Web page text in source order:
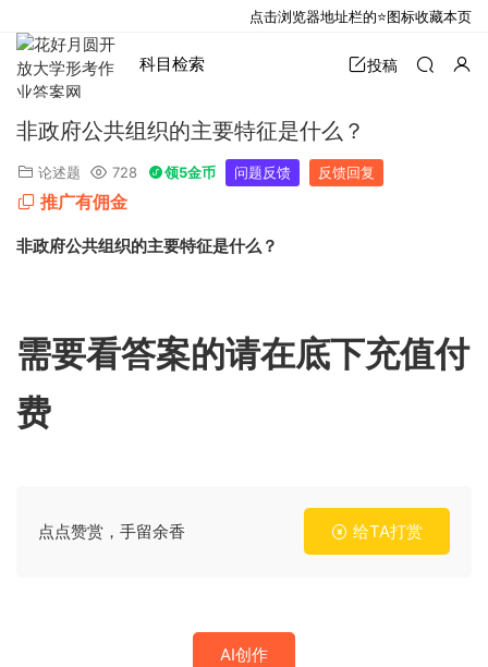
科目检索 投稿
非政府公共组织的主要特征是什么？
论述题 728 领5金币 问题反馈 反馈回复
推广有佣金
非政府公共组织的主要特征是什么？
需要看答案的请在底下充值付
费
点点赞赏，手留余香 给TA打赏
AI创作
点击浏览器地址栏的⭐图标收藏本页